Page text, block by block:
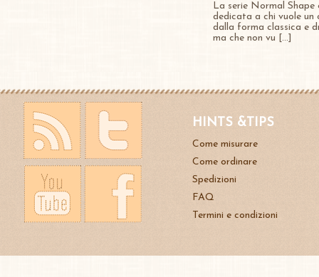
La serie Normal Shape
dedicata a chi vuole un
dalla forma classica e
ma che non vu [...]
HINTS &TIPS
Come misurare
Come ordinare
Spedizioni
FAQ
Termini e condizioni